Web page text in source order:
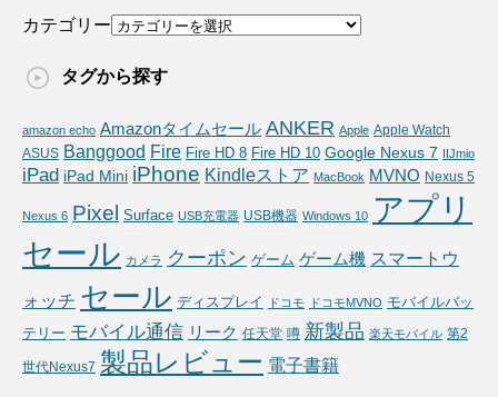
カテゴリー
タグから探す
amazon echo Amazonタイムセール ANKER Apple Apple Watch
ASUS Banggood Fire Fire HD 8 Fire HD 10 Google Nexus 7 IIJmio
iPad iPad Mini iPhone Kindleストア MacBook MVNO Nexus 5
Nexus 6 Pixel Surface USB充電器 USB機器 Windows 10 アプリ
セール カメラ クーポン ゲーム ゲーム機 スマートウ
ォッチ セール ディスプレイ ドコモ ドコモMVNO モバイルバッ
テリー モバイル通信 リーク 任天堂 噂 新製品 楽天モバイル 第2
世代Nexus7 製品レビュー 電子書籍